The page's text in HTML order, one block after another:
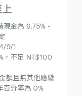
金為 6.75% ~
9/1
，不足 NT$100
額且無其他應繳
百分率為 0%